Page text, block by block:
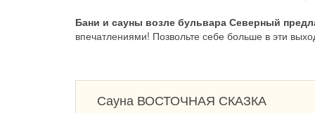
Бани и сауны возле бульвара Северный
впечатлениями! Позвольте себе больше в эти
Сауна ВОСТОЧНАЯ СКАЗКА